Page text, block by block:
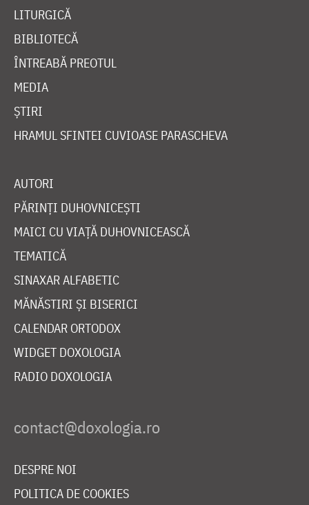
LITURGICĂ
BIBLIOTECĂ
ÎNTREABĂ PREOTUL
MEDIA
ȘTIRI
HRAMUL SFINTEI CUVIOASE PARASCHEVA
AUTORI
PĂRINȚI DUHOVNICEȘTI
MAICI CU VIAȚĂ DUHOVNICEASCĂ
TEMATICĂ
SINAXAR ALFABETIC
MĂNĂSTIRI ȘI BISERICI
CALENDAR ORTODOX
WIDGET DOXOLOGIA
RADIO DOXOLOGIA
DESPRE NOI
POLITICA DE COOKIES